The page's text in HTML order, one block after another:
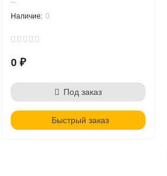
0
0 ₽
Под заказ
Быстрый заказ